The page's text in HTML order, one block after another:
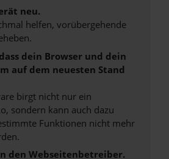
neu.
helfen, vorübergehende
dein Browser und dein
auf dem neuesten Stand
birgt nicht nur ein
sondern kann auch dazu
Funktionen nicht mehr
den Webseitenbetreiber.